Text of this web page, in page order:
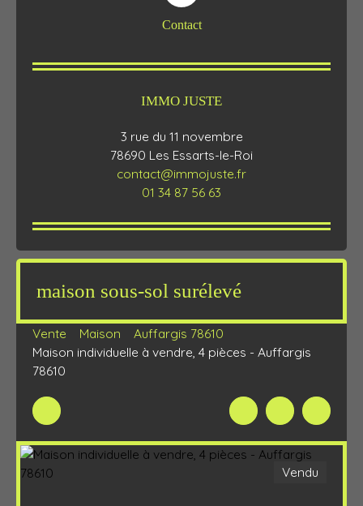
Contact
IMMO JUSTE
3 rue du 11 novembre
78690 Les Essarts-le-Roi
contact@immojuste.fr
01 34 87 56 63
maison sous-sol surélevé
Vente Maison
Auffargis 78610
Maison individuelle à vendre, 4 pièces - Auffargis
78610
Vendu